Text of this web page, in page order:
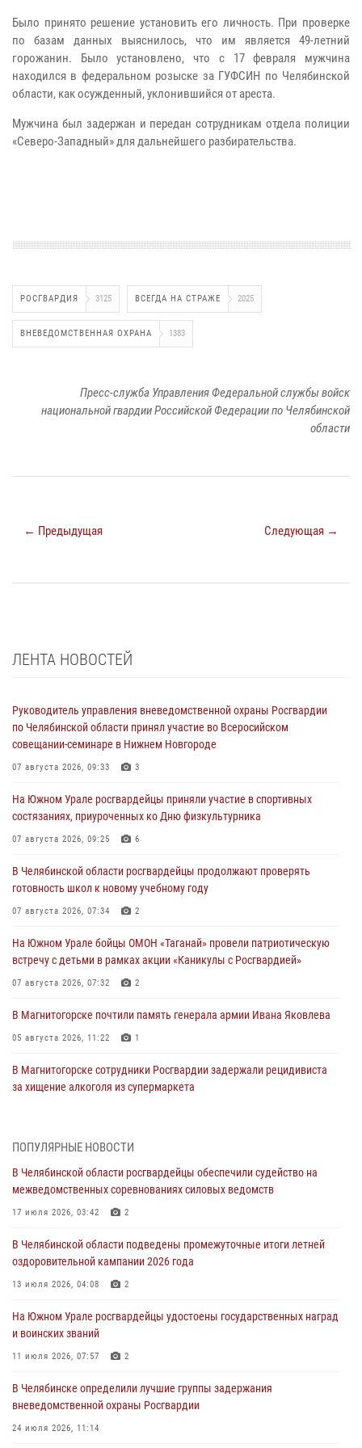
Было принято решение установить его личность. При проверке
по базам данных выяснилось, что им является 49-летний
горожанин. Было установлено, что с 17 февраля мужчина
находился в федеральном розыске за ГУФСИН по Челябинской
области, как осужденный, уклонившийся от ареста.
Мужчина был задержан и передан сотрудникам отдела полиции
«Северо-Западный» для дальнейшего разбирательства.
РОСГВАРДИЯ 3125 ВСЕГДА НА СТРАЖЕ 2025
ВНЕВЕДОМСТВЕННАЯ ОХРАНА 1383
Пресс-служба Управления Федеральной службы войск
национальной гвардии Российской Федерации по Челябинской
области
← Предыдущая Следующая →
ЛЕНТА НОВОСТЕЙ
Руководитель управления вневедомственной охраны Росгвардии
по Челябинской области принял участие во Всеросийском
совещании-семинаре в Нижнем Новгороде
07 августа 2026, 09:33 3
На Южном Урале росгвардейцы приняли участие в спортивных
состязаниях, приуроченных ко Дню физкультурника
07 августа 2026, 09:25 6
В Челябинской области росгвардейцы продолжают проверять
готовность школ к новому учебному году
07 августа 2026, 07:34 2
На Южном Урале бойцы ОМОН «Таганай» провели патриотическую
встречу с детьми в рамках акции «Каникулы с Росгвардией»
07 августа 2026, 07:32 2
В Магнитогорске почтили память генерала армии Ивана Яковлева
05 августа 2026, 11:22 1
В Магнитогорске сотрудники Росгвардии задержали рецидивиста
за хищение алкоголя из супермаркета
На Южном Урале спецназ Росгвардии провел военно-полевые
Росгвардейцы задержали трёх магазинных воров в Челябинске
На Южном Урале сотрудники Росгвардии задержали
подозреваемого в совершении убийства
В Челябинской области росгвардейцами по горячим следам
задержан подозреваемый в грабеже
ПОПУЛЯРНЫЕ НОВОСТИ
В Челябинской области росгвардейцы обеспечили судейство на
межведомственных соревнованиях силовых ведомств
17 июля 2026, 03:42 2
В Челябинской области подведены промежуточные итоги летней
оздоровительной кампании 2026 года
13 июля 2026, 04:08 2
На Южном Урале росгвардейцы удостоены государственных наград
и воинских званий
11 июля 2026, 07:57 2
В Челябинске определили лучшие группы задержания
вневедомственной охраны Росгвардии
24 июля 2026, 11:14